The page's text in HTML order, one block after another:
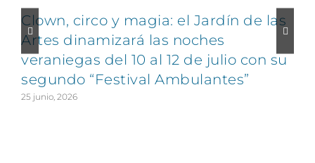
Clown, circo y magia: el Jardín de las
Artes dinamizará las noches
veraniegas del 10 al 12 de julio con su
segundo “Festival Ambulantes”
25 junio, 2026